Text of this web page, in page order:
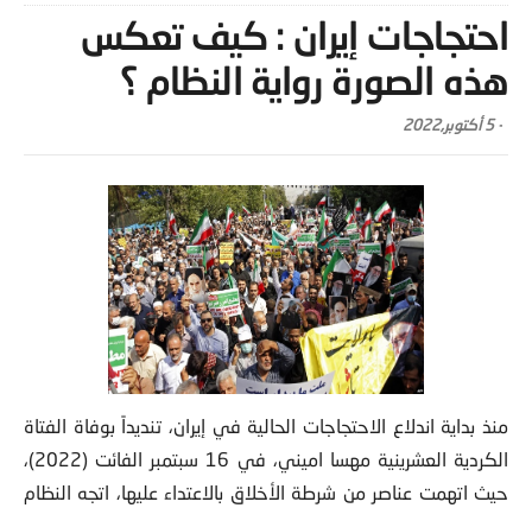
احتجاجات إيران : كيف تعكس
هذه الصورة رواية النظام ؟
-5 أكتوبر,2022
منذ بداية اندلاع الاحتجاجات الحالية في إيران، تنديداً بوفاة الفتاة
الكردية العشرينية مهسا اميني، في 16 سبتمبر الفائت (2022)،
حيث اتهمت عناصر من شرطة الأخلاق بالاعتداء عليها، اتجه النظام